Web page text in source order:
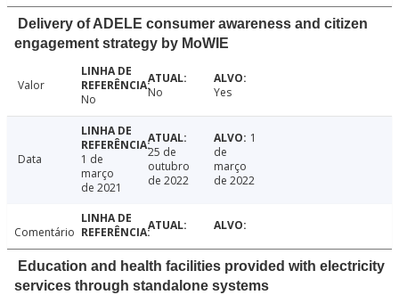
Delivery of ADELE consumer awareness and citizen
engagement strategy by MoWIE
Valor
No
No Yes
Data
1 de
março
de 2021
25 de
outubro
de 2022
1
de
março
de 2022
Comentário
Education and health facilities provided with electricity
services through standalone systems